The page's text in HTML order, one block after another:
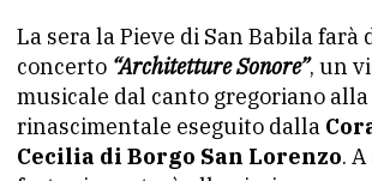
La sera la Pieve di San Babila farà
concerto “Architetture Sonore”, un
musicale dal canto gregoriano
rinascimentale eseguito dalla
Cecilia di Borgo San Lorenzo.